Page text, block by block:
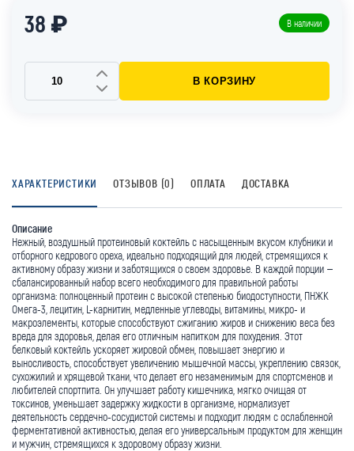
38 ₽ В наличии
В КОРЗИНУ
ХАРАКТЕРИСТИКИ ОТЗЫВОВ (0) ОПЛАТА ДОСТАВКА
Описание
Нежный, воздушный протеиновый коктейль с насыщенным вкусом клубники и
отборного кедрового ореха, идеально подходящий для людей, стремящихся к
активному образу жизни и заботящихся о своем здоровье. В каждой порции –
сбалансированный набор всего необходимого для правильной работы
организма: полноценный протеин с высокой степенью биодоступности, ПНЖК
Омега-3, лецитин, L-карнитин, медленные углеводы, витамины, микро- и
макроэлементы, которые способствуют сжиганию жиров и снижению веса без
вреда для здоровья, делая его отличным напитком для похудения. Этот
белковый коктейль ускоряет жировой обмен, повышает энергию и
выносливость, способствует увеличению мышечной массы, укреплению связок,
сухожилий и хрящевой ткани, что делает его незаменимым для спортсменов и
любителей спортпита. Он улучшает работу кишечника, мягко очищая от
токсинов, уменьшает задержку жидкости в организме, нормализует
деятельность сердечно-сосудистой системы и подходит людям с ослабленной
ферментативной активностью, делая его универсальным продуктом для женщин
и мужчин, стремящихся к здоровому образу жизни.